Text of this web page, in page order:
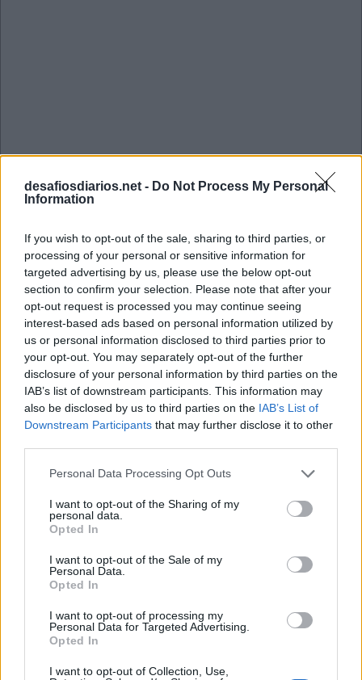
desafiosdiarios.net - Do Not Process My Personal
Information
If you wish to opt-out of the sale, sharing to third parties, or
processing of your personal or sensitive information for
targeted advertising by us, please use the below opt-out
section to confirm your selection. Please note that after your
opt-out request is processed you may continue seeing
interest-based ads based on personal information utilized by
us or personal information disclosed to third parties prior to
your opt-out. You may separately opt-out of the further
disclosure of your personal information by third parties on the
IAB’s list of downstream participants. This information may
also be disclosed by us to third parties on the IAB’s List of
Downstream Participants that may further disclose it to other
Personal Data Processing Opt Outs
I want to opt-out of the Sharing of my
personal data.
Opted In
I want to opt-out of the Sale of my
Personal Data.
Opted In
I want to opt-out of processing my
Personal Data for Targeted Advertising.
Opted In
I want to opt-out of Collection, Use,
Mini Julho 23 2022 Cruzadinha
G A
L
A
T U
M
M
A P A
S
A
D U L
A
A
L V
O
S
O A
Emite som, toca:
O
Elogia alguém de forma exagerada:
D U L
Estar de mãos __, impossibilitado de agir
Ponto onde se busca acertar um tiro:
L V
O